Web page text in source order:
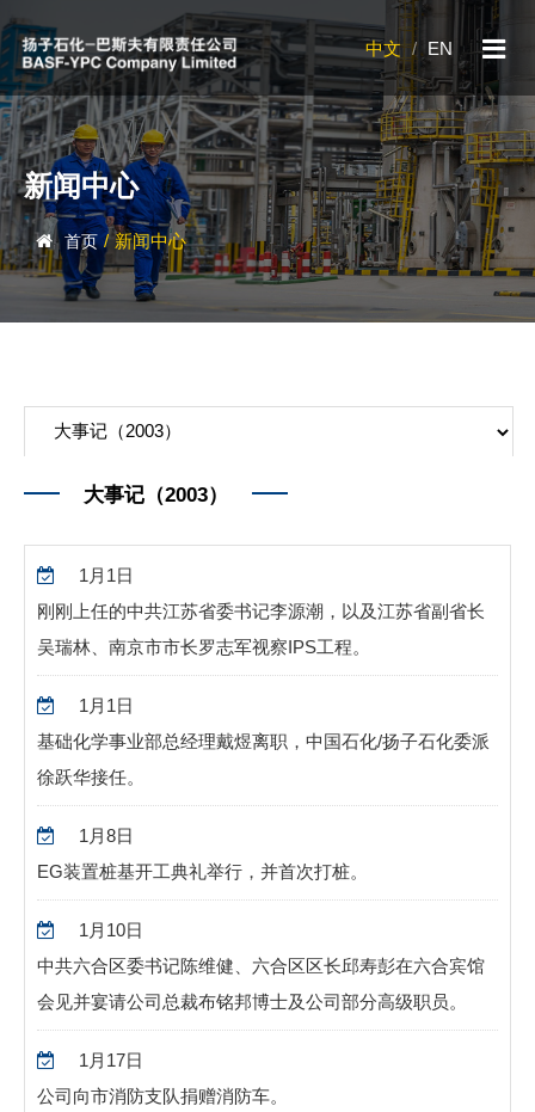
中文 / EN
新闻中心
首页 / 新闻中心
大事记（2003）
1月1日
刚刚上任的中共江苏省委书记李源潮，以及江苏省副省长
吴瑞林、南京市市长罗志军视察IPS工程。
1月1日
基础化学事业部总经理戴煜离职，中国石化/扬子石化委派
徐跃华接任。
1月8日
EG装置桩基开工典礼举行，并首次打桩。
1月10日
中共六合区委书记陈维健、六合区区长邱寿彭在六合宾馆
会见并宴请公司总裁布铭邦博士及公司部分高级职员。
1月17日
公司向市消防支队捐赠消防车。